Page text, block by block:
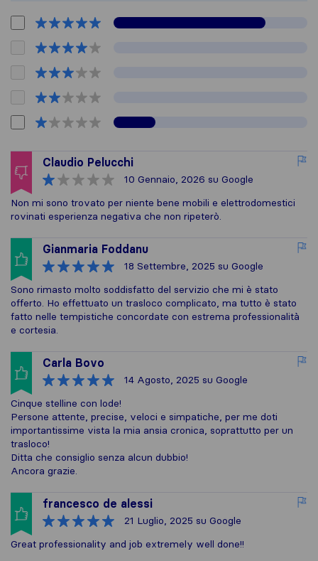
Claudio Pelucchi
10 Gennaio, 2026 su Google
Non mi sono trovato per niente bene mobili e elettrodomestici
rovinati esperienza negativa che non ripeterò.
Gianmaria Foddanu
18 Settembre, 2025 su Google
Sono rimasto molto soddisfatto del servizio che mi è stato
offerto. Ho effettuato un trasloco complicato, ma tutto è stato
fatto nelle tempistiche concordate con estrema professionalità
e cortesia.
Carla Bovo
14 Agosto, 2025 su Google
Cinque stelline con lode!
Persone attente, precise, veloci e simpatiche, per me doti
importantissime vista la mia ansia cronica, soprattutto per un
trasloco!
Ditta che consiglio senza alcun dubbio!
Ancora grazie.
francesco de alessi
21 Luglio, 2025 su Google
Great professionality and job extremely well done!!